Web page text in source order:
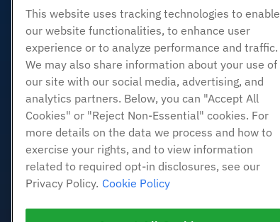
리셀러 호스팅
화이트 라벨 리셀러
관리되는 리눅스 VPS
관리되지 않는 리눅스 VPS
관리 창 VPS
관리되지 않는 Windows VPS
클라우드 서버
로드 밸런서
This website uses tracking technologies to enable
our website functionalities, to enhance user
experience or to analyze performance and traffic.
We may also share information about your use of
our site with our social media, advertising, and
analytics partners. Below, you can "Accept All
Cookies" or "Reject Non-Essential" cookies. For
more details on the data we process and how to
exercise your rights, and to view information
related to required opt-in disclosures, see our
Privacy Policy. Cookie Policy